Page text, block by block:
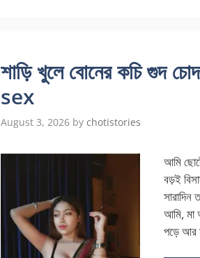
শাড়ি খুলে বোনের কচি
sex
August 3, 2026 by chotistories
আমি
বড়ই
আমি, মা
পড়ে আর